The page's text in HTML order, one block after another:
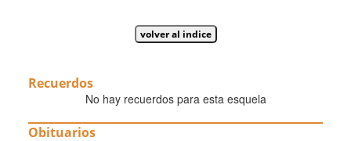
Recuerdos
No hay recuerdos para esta esquela
Obituarios